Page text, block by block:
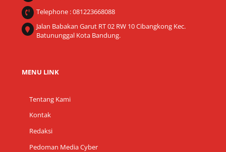
Telephone : 081223668088
Jalan Babakan Garut RT 02 RW 10 Cibangkong Kec.
Batununggal Kota Bandung.
MENU LINK
Tentang Kami
Kontak
Redaksi
Pedoman Media Cyber